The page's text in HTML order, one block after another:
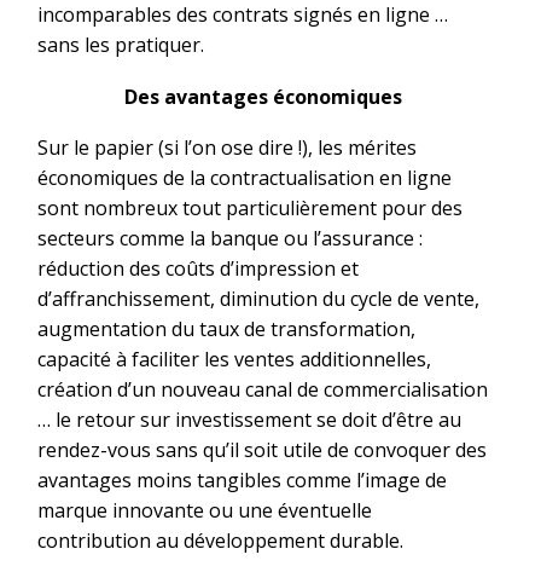
incomparables des contrats signés en ligne …
sans les pratiquer.
Des avantages économiques
Sur le papier (si l’on ose dire !), les mérites
économiques de la contractualisation en ligne
sont nombreux tout particulièrement pour des
secteurs comme la banque ou l’assurance :
réduction des coûts d’impression et
d’affranchissement, diminution du cycle de vente,
augmentation du taux de transformation,
capacité à faciliter les ventes additionnelles,
création d’un nouveau canal de commercialisation
… le retour sur investissement se doit d’être au
rendez-vous sans qu’il soit utile de convoquer des
avantages moins tangibles comme l’image de
marque innovante ou une éventuelle
contribution au développement durable.